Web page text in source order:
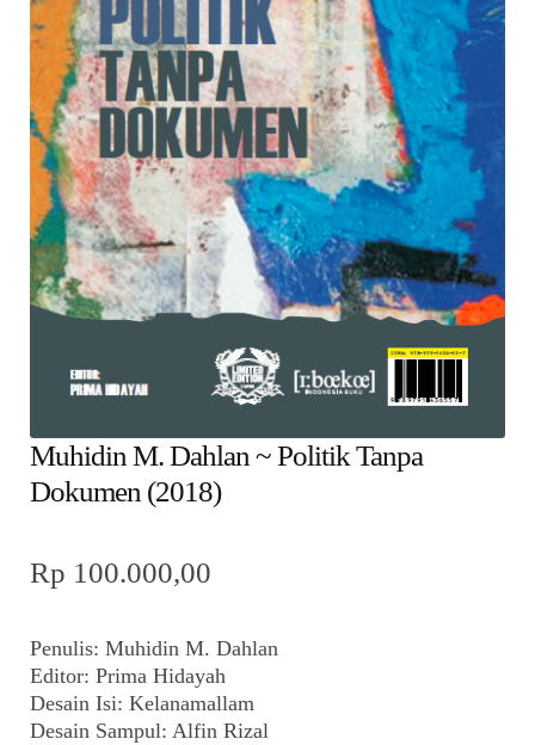
child
menu
Alamat
Rekening
Reseller
Muhidin M. Dahlan ~ Politik Tanpa
Dokumen (2018)
Rp 100.000,00
Penulis: Muhidin M. Dahlan
Editor: Prima Hidayah
Desain Isi: Kelanamallam
Desain Sampul: Alfin Rizal